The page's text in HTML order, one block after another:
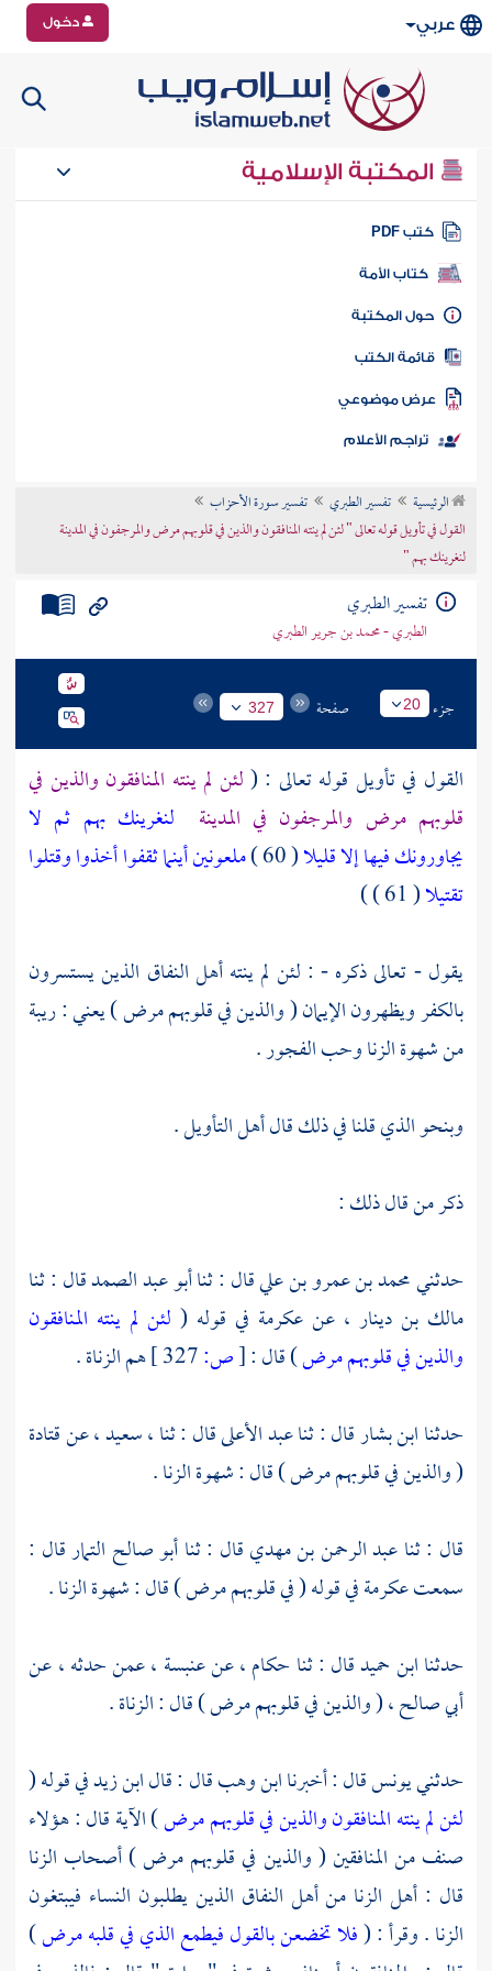
عربي دخول
المكتبة الإسلامية
كتب PDF
كتاب الأمة
المكتبة
الكتب
موضوعي
تراجم الأعلام
الرئيسية تفسير الطبري
تفسير سورة الأحزاب
القول في تأويل قوله تعالى " لئن لم ينته المنافقون والذين في قلوبهم مرض والمرجفون في المدينة
لنغرينك بهم "
تفسير الطبري
الطبري - محمد بن جرير الطبري
جزء 20 صفحة 327
القول في تأويل قوله تعالى : (لئن لم ينته المنافقون والذين في
قلوبهم مرض والمرجفون في المدينة
لنغرينك بهم ثم لا
يجاورونك فيها إلا قليلا( 60 )
ملعونين أينما ثقفوا أخذوا وقتلوا
تقتيلا( 61 ) )
يقول - تعالى ذكره - : لئن لم ينته أهل النفاق الذين يستسرون
بالكفر ويظهرون الإيمان ( والذين في قلوبهم مرض ) يعني : ريبة
من شهوة الزنا وحب الفجور .
وبنحو الذي قلنا في ذلك قال أهل التأويل .
ذكر من قال ذلك :
حدثنيمحمد بن عمرو بن عليقال : ثناأبو عبد الصمدقال : ثنا
مالك بن دينار ،عنعكرمة في قوله ( لئن لم ينته المنافقون
والذين في قلوبهم مرض) قال :[ص:
هم الزناة .
حدثناابن بشارقال : ثناعبد الأعلىقال : ثنا ،سعيد ،عنقتادة
( والذين في قلوبهم مرض ) قال : شهوة الزنا .
قال : ثناعبد الرحمن بن مهديقال : ثناأبو صالح التمارقال :
سمعتعكرمةفي قوله ( في قلوبهم مرض ) قال : شهوة الزنا .
حدثناابن حميدقال : ثنا حكام ،عنعنبسة ،عمن حدثه ، عن
أبي صالح ،( والذين في قلوبهم مرض ) قال : الزناة .
حدثنييونسقال : أخبرناابن وهبقال : قالابن زيدفي قوله (
لئن لم ينته المنافقون والذين في قلوبهم مرض) الآية قال : هؤلاء
صنف من المنافقين ( والذين في قلوبهم مرض ) أصحاب الزنا
قال : أهل الزنا من أهل النفاق الذين يطلبون النساء فيبتغون
الزنا . وقرأ : (فلا تخضعن بالقول فيطمع الذي في قلبه مرض)